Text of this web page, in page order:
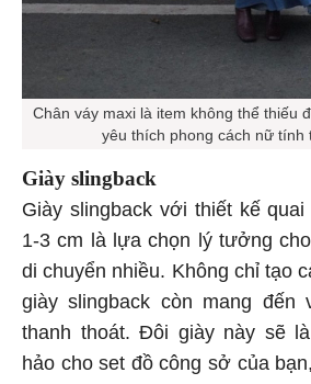
Chân váy maxi là item không thể thiếu
yêu thích phong cách nữ tính
Giày slingback
Giày slingback với thiết kế
1-3 cm là lựa chọn lý tưởng
di chuyển nhiều. Không chỉ tạo
giày slingback còn mang đến
thanh thoát. Đôi giày này sẽ
hảo cho set đồ công sở của